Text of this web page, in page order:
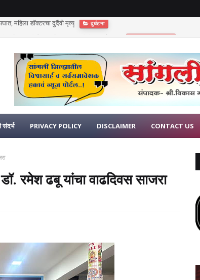
यांचे अकाली निधन; दोन लहान मुलींनी गमावले छत्र
संदर्भ PRIVACY POLICY DISCLAIMER CONTACT US
रमेश ढबू यांचा वाढदिवस साजरा